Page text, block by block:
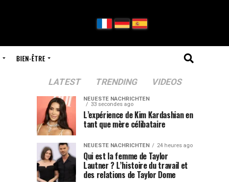
BIEN-ÊTRE
LATEST TRENDING VIDEOS
NEUESTE NACHRICHTEN
33 secondes ago
L’expérience de Kim Kardashian en
tant que mère célibataire
NEUESTE NACHRICHTEN 24 heures ago
Qui est la femme de Taylor
Lautner ? L’histoire du travail et
des relations de Taylor Dome